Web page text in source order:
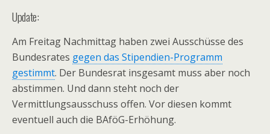
Update:
Am Freitag Nachmittag haben zwei Ausschüsse des
Bundesrates gegen das Stipendien-Programm
gestimmt. Der Bundesrat insgesamt muss aber noch
abstimmen. Und dann steht noch der
Vermittlungsausschuss offen. Vor diesen kommt
eventuell auch die BAföG-Erhöhung.